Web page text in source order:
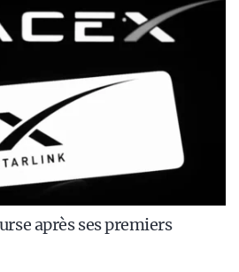
après ses premiers